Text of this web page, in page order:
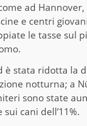
ad
e centri
le tasse sul
è stata ridotta la
notturna; a
sono state
sui cani dell’11%.